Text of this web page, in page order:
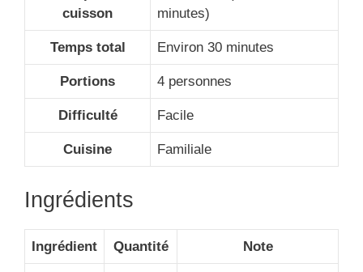
cuisson
minutes)
Temps total Environ 30 minutes
Portions 4 personnes
Difficulté Facile
Cuisine Familiale
Ingrédients
Ingrédient Quantité Note